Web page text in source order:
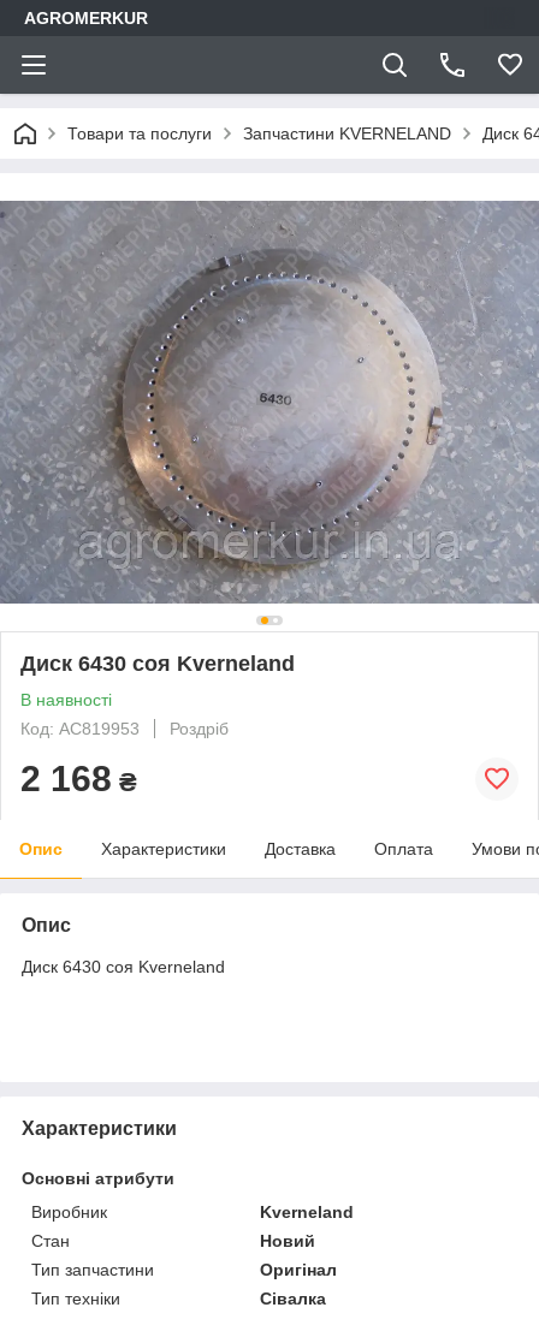
AGROMERKUR
Товари та послуги Запчастини KVERNELAND Диск
Диск 6430 соя Kverneland
В наявності
Код: AC819953
Роздріб
2 168 ₴
Опис Характеристики Доставка Оплата Умови
Опис
Диск 6430 соя Kverneland
Характеристики
Основні атрибути
Виробник
Kverneland
Стан
Новий
Тип запчастини
Оригінал
Тип техніки
Сівалка